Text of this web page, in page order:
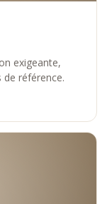
exigeante,
référence.